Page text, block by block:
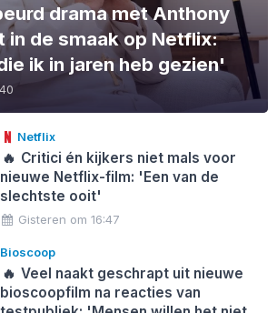
drama met Anthony
in de smaak op Netflix:
ik in jaren heb gezien'
Netflix
🔥 Critici én kijkers niet mals voor
nieuwe Netflix-film: 'Een van de
slechtste ooit'
Gisteren om 16:47
Bioscoop
🔥 Veel naakt geschrapt uit nieuwe
bioscoopfilm na reacties van